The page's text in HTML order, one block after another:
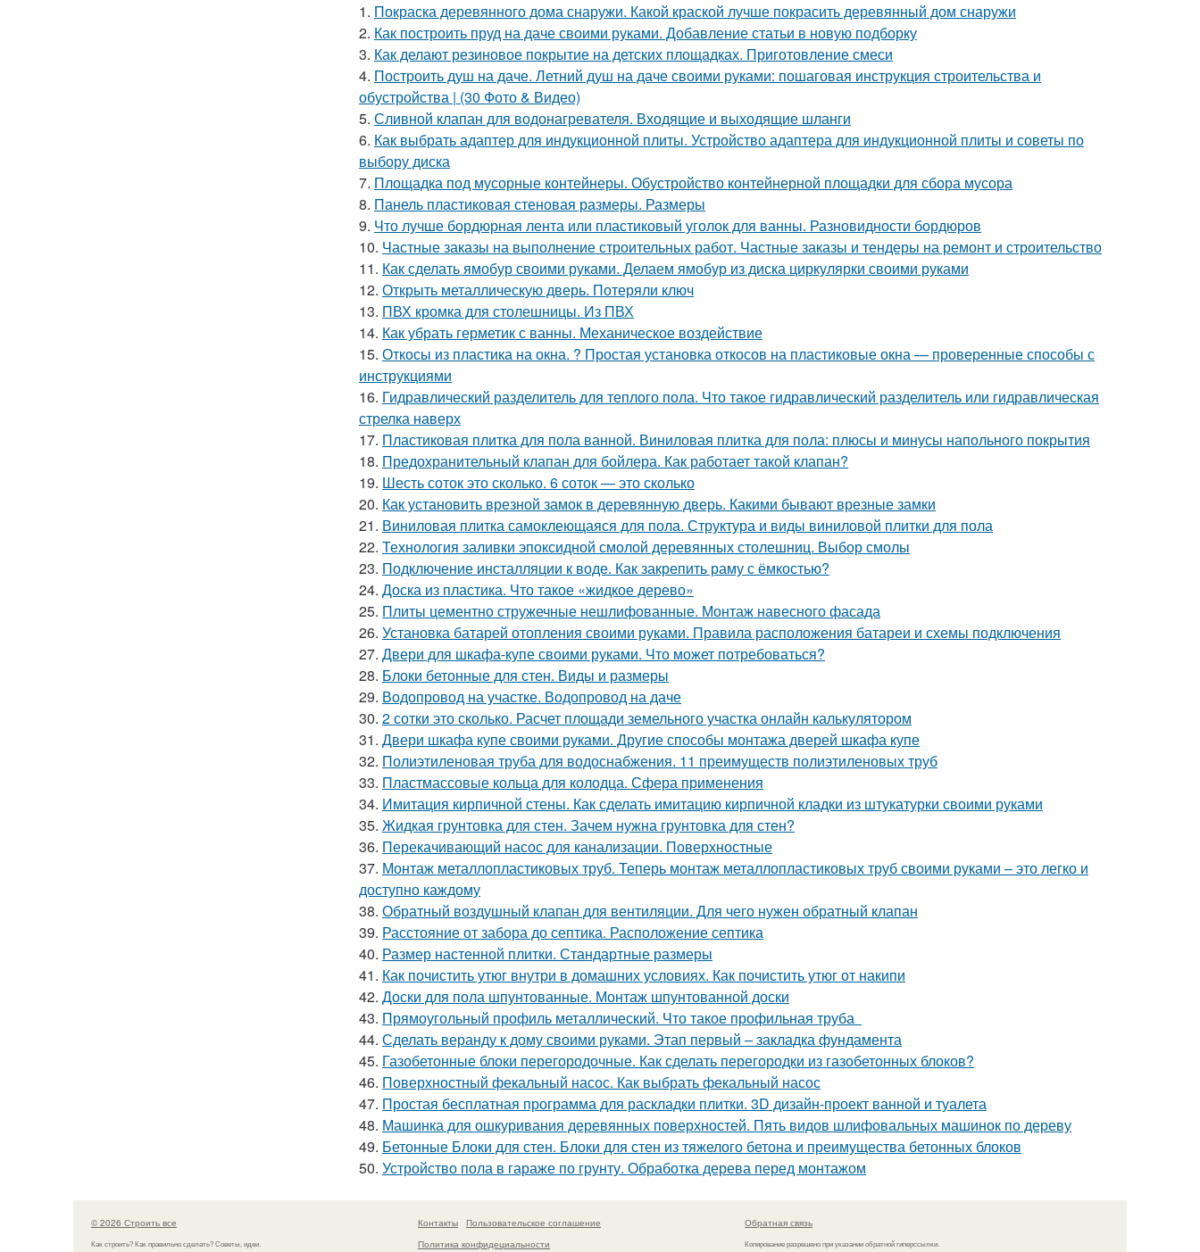
1. Покраска деревянного дома снаружи. Какой краской лучше покрасить деревянный дом снаружи
2. Как построить пруд на даче своими руками. Добавление статьи в новую подборку
3. Как делают резиновое покрытие на детских площадках. Приготовление смеси
4. Построить душ на даче. Летний душ на даче своими руками: пошаговая инструкция строительства и
обустройства | (30 Фото & Видео)
5. Сливной клапан для водонагревателя. Входящие и выходящие шланги
6. Как выбрать адаптер для индукционной плиты. Устройство адаптера для индукционной плиты и советы по
выбору диска
7. Площадка под мусорные контейнеры. Обустройство контейнерной площадки для сбора мусора
8. Панель пластиковая стеновая размеры. Размеры
9. Что лучше бордюрная лента или пластиковый уголок для ванны. Разновидности бордюров
10. Частные заказы на выполнение строительных работ. Частные заказы и тендеры на ремонт и строительство
11. Как сделать ямобур своими руками. Делаем ямобур из диска циркулярки своими руками
12. Открыть металлическую дверь. Потеряли ключ
13. ПВХ кромка для столешницы. Из ПВХ
14. Как убрать герметик с ванны. Механическое воздействие
15. Откосы из пластика на окна. ? Простая установка откосов на пластиковые окна — проверенные способы с
инструкциями
16. Гидравлический разделитель для теплого пола. Что такое гидравлический разделитель или гидравлическая
стрелка наверх
17. Пластиковая плитка для пола ванной. Виниловая плитка для пола: плюсы и минусы напольного покрытия
18. Предохранительный клапан для бойлера. Как работает такой клапан?
19. Шесть соток это сколько. 6 соток — это сколько
20. Как установить врезной замок в деревянную дверь. Какими бывают врезные замки
21. Виниловая плитка самоклеющаяся для пола. Структура и виды виниловой плитки для пола
22. Технология заливки эпоксидной смолой деревянных столешниц. Выбор смолы
23. Подключение инсталляции к воде. Как закрепить раму с ёмкостью?
24. Доска из пластика. Что такое «жидкое дерево»
25. Плиты цементно стружечные нешлифованные. Монтаж навесного фасада
26. Установка батарей отопления своими руками. Правила расположения батареи и схемы подключения
27. Двери для шкафа-купе своими руками. Что может потребоваться?
28. Блоки бетонные для стен. Виды и размеры
29. Водопровод на участке. Водопровод на даче
30. 2 сотки это сколько. Расчет площади земельного участка онлайн калькулятором
31. Двери шкафа купе своими руками. Другие способы монтажа дверей шкафа купе
32. Полиэтиленовая труба для водоснабжения. 11 преимуществ полиэтиленовых труб
33. Пластмассовые кольца для колодца. Сфера применения
34. Имитация кирпичной стены. Как сделать имитацию кирпичной кладки из штукатурки своими руками
35. Жидкая грунтовка для стен. Зачем нужна грунтовка для стен?
36. Перекачивающий насос для канализации. Поверхностные
37. Монтаж металлопластиковых труб. Теперь монтаж металлопластиковых труб своими руками – это легко и
доступно каждому
38. Обратный воздушный клапан для вентиляции. Для чего нужен обратный клапан
39. Расстояние от забора до септика. Расположение септика
40. Размер настенной плитки. Стандартные размеры
41. Как почистить утюг внутри в домашних условиях. Как почистить утюг от накипи
42. Доски для пола шпунтованные. Монтаж шпунтованной доски
43. Прямоугольный профиль металлический. Что такое профильная труба
44. Сделать веранду к дому своими руками. Этап первый – закладка фундамента
45. Газобетонные блоки перегородочные. Как сделать перегородки из газобетонных блоков?
46. Поверхностный фекальный насос. Как выбрать фекальный насос
47. Простая бесплатная программа для раскладки плитки. 3D дизайн-проект ванной и туалета
48. Машинка для ошкуривания деревянных поверхностей. Пять видов шлифовальных машинок по дереву
49. Бетонные Блоки для стен. Блоки для стен из тяжелого бетона и преимущества бетонных блоков
50. Устройство пола в гараже по грунту. Обработка дерева перед монтажом
© 2026 Строить все
Как строить? Как правильно сделать? Советы, идеи.
Контакты
Пользовательское соглашение
Политика конфидециальности
Обратная связь
Копирование разрешено при указании обратной гиперссылки.